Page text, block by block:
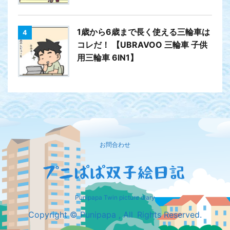
4
1歳から6歳まで長く使える三輪車は
コレだ！ 【UBRAVOO 三輪車 子供
用三輪車 6IN1】
お問合わせ
Punipapa Twin picture diary
Copyright © Punipapa , All Rights Reserved.